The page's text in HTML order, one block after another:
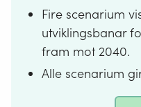
Fire scenarium
utviklingsbanar
fram mot 2040.
Alle scenarium
gjennom